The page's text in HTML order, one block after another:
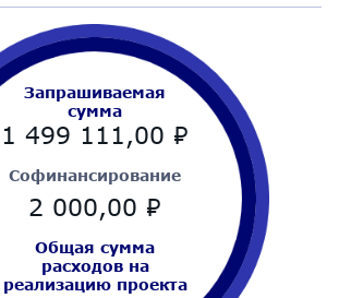
Запрашиваемая
сумма
1 499 111,00 ₽
Cофинансирование
2 000,00 ₽
Общая сумма
расходов на
реализацию проекта